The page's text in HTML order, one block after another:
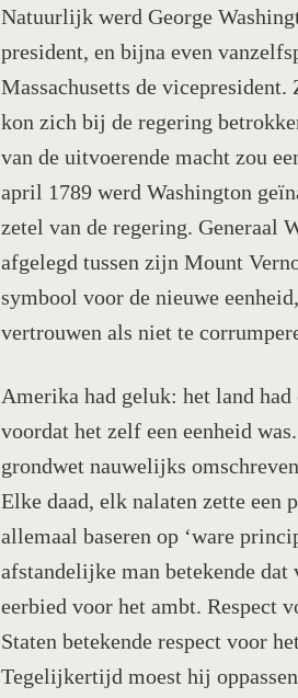
Natuurlijk werd George
president, en bijna even
Massachusetts de
kon zich bij de regering
van de uitvoerende macht zou
april 1789 werd Washington
zetel van de regering. Generaal
afgelegd tussen zijn Mount
symbool voor de nieuwe
vertrouwen als niet te
Amerika had geluk: het land
voordat het zelf een eenheid
grondwet nauwelijks
Elke daad, elk nalaten zette een
allemaal baseren op ‘ware
afstandelijke man betekende dat
eerbied voor het ambt. Respect
Staten betekende respect voor
Tegelijkertijd moest hij